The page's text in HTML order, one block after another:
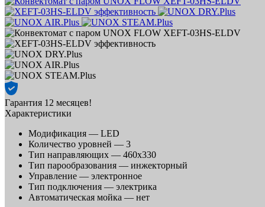
Гарантия 12 месяцев!
Характеристики
Модификация — LED
Количество уровней — 3
Тип направляющих — 460х330
Тип парообразования — инжекторный
Управление — электронное
Тип подключения — электрика
Автоматическая мойка — нет